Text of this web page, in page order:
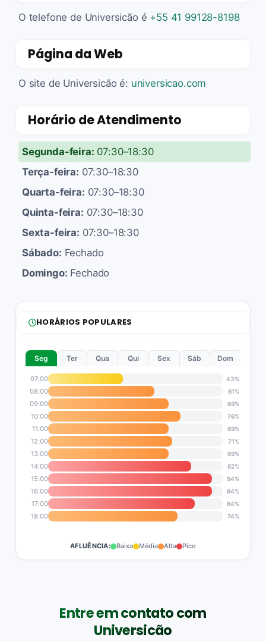
O telefone de Universicão é +55 41 99128-8198
Página da Web
O site de Universicão é: universicao.com
Horário de Atendimento
Segunda-feira: 07:30–18:30
Terça-feira: 07:30–18:30
Quarta-feira: 07:30–18:30
Quinta-feira: 07:30–18:30
Sexta-feira: 07:30–18:30
Sábado: Fechado
Domingo: Fechado
HORÁRIOS POPULARES
Seg Ter Qua Qui Sex Sáb Dom
07:00 43%
08:00 61%
09:00 69%
10:00 76%
11:00 69%
12:00 71%
13:00 69%
14:00 82%
15:00 94%
16:00 94%
17:00 84%
18:00 74%
AFLUÊNCIA: Baixa Média Alta Pico
Entre em contato com
Universicão